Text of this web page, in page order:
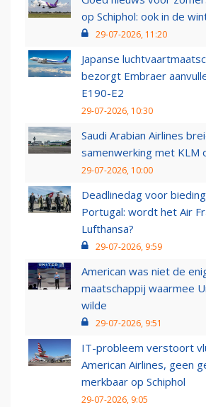
op Schiphol: ook in de
29-07-2026, 11:20
Japanse
bezorgt Embraer
E190-E2
29-07-2026, 10:30
Saudi Arabian Airlines
samenwerking met KLM
29-07-2026, 10:00
Deadlinedag voor
Portugal: wordt het Air
Lufthansa?
29-07-2026, 9:59
American was niet de
maatschappij waarmee
wilde
29-07-2026, 9:51
IT-probleem verstoort
American Airlines, geen
merkbaar op Schiphol
29-07-2026, 9:05